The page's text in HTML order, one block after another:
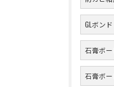
GLボン
石膏ボー
石膏ボ